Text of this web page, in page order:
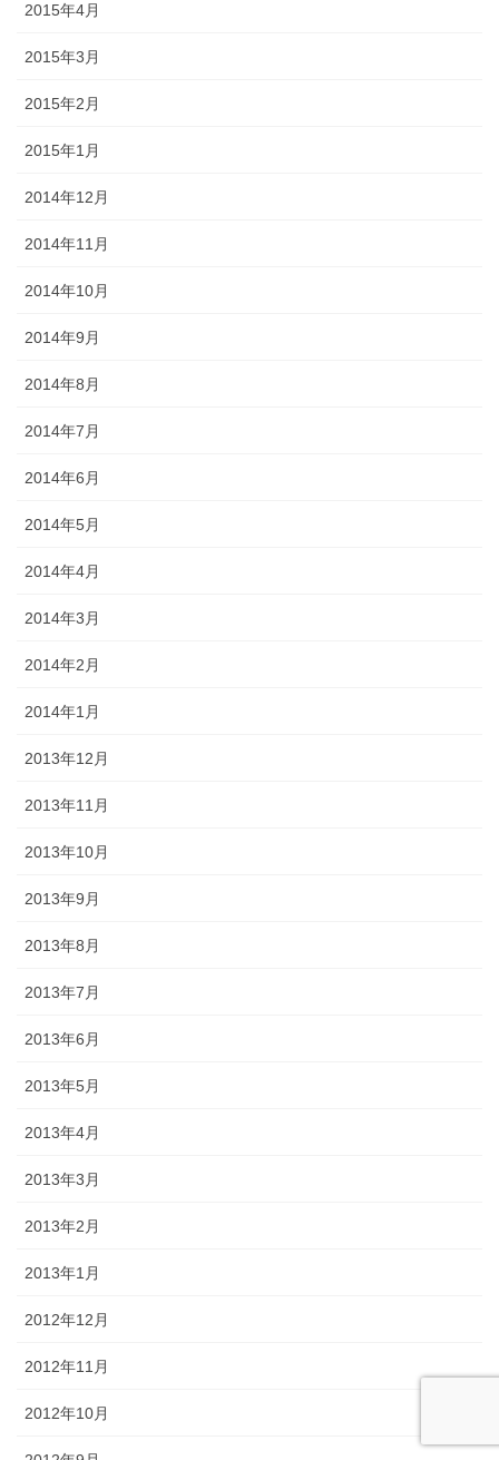
2015年4月
2015年3月
2015年2月
2015年1月
2014年12月
2014年11月
2014年10月
2014年9月
2014年8月
2014年7月
2014年6月
2014年5月
2014年4月
2014年3月
2014年2月
2014年1月
2013年12月
2013年11月
2013年10月
2013年9月
2013年8月
2013年7月
2013年6月
2013年5月
2013年4月
2013年3月
2013年2月
2013年1月
2012年12月
2012年11月
2012年10月